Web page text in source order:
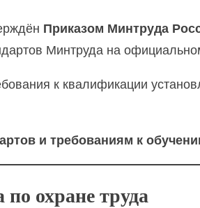
Приказом Минтруда
Минтруда на
к квалификации
и требованиям к
по охране труда